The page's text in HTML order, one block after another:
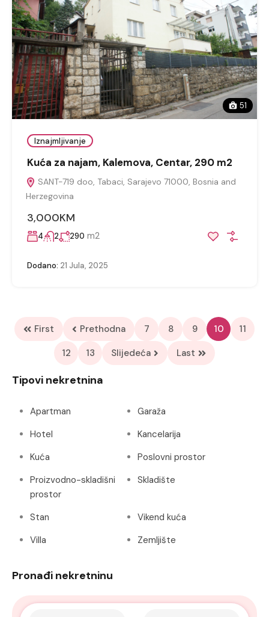
51
Iznajmljivanje
Kuća za najam, Kalemova, Centar, 290 m2
SANT-719 doo, Tabaci, Sarajevo 71000, Bosnia and
Herzegovina
3,000KM
4 2 290 m2
Dodano: 21 Jula, 2025
First Prethodna 7 8 9 10
11
12
13 Slijedeća Last
Tipovi nekretnina
Apartman
Garaža
Hotel
Kancelarija
Kuća
Poslovni prostor
Proizvodno-skladišni
prostor
Skladište
Stan
Vikend kuća
Villa
Zemljište
Pronađi nekretninu